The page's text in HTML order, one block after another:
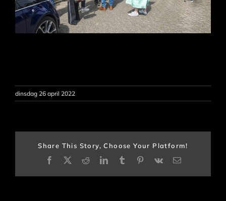
dinsdag 26 april 2022
Share This Story, Choose Your Platform!
Facebook
X RedditLinkedInTumblrPinterest
Vk
E-